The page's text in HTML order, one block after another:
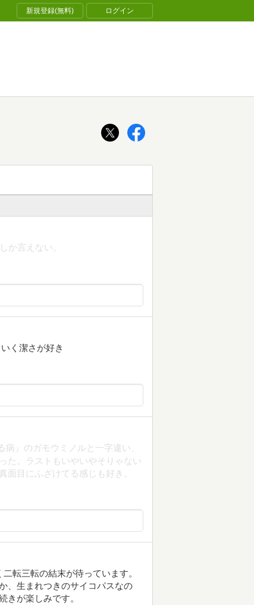
新規登録(無料) ログイン
か言えない。
く潔さが好き
』のガモウミノルと一字違い、
た。ラストもいやいやそりゃない
面目にふざけてる感じも好き。
転三転の結末が待っています。
、生まれつきのサイコパスなの
きが楽しみです。